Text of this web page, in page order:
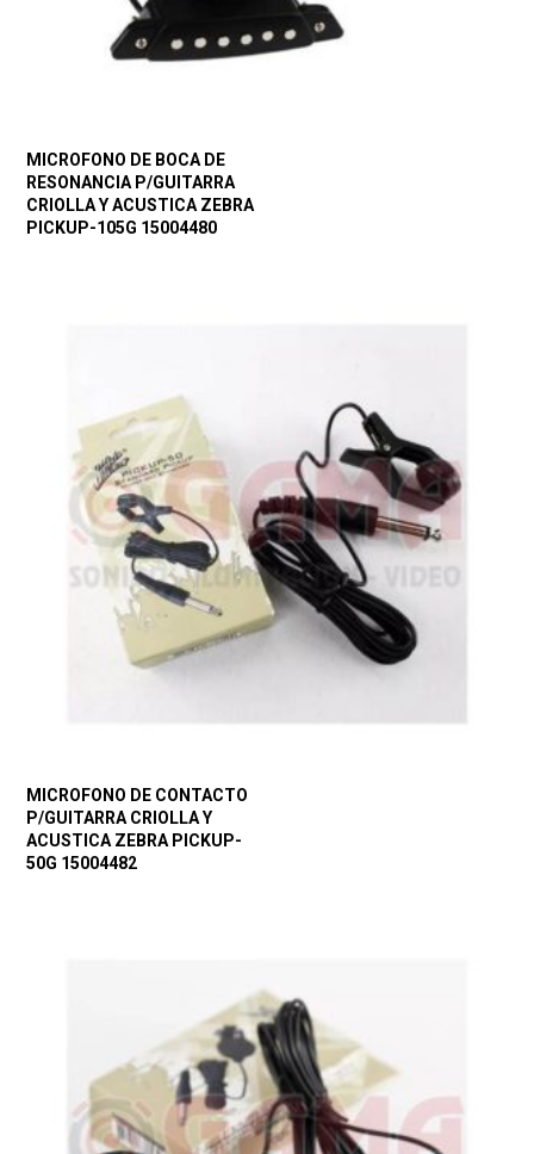
MICROFONO DE BOCA DE
RESONANCIA P/GUITARRA
CRIOLLA Y ACUSTICA ZEBRA
PICKUP-105G 15004480
MICROFONO DE CONTACTO
P/GUITARRA CRIOLLA Y
ACUSTICA ZEBRA PICKUP-
50G 15004482